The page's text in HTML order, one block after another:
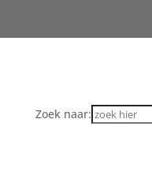
Zoek naar: